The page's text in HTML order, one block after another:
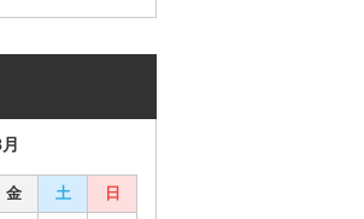
金 土 日